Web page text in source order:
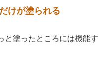
けが塗られる
と塗ったところには機能す